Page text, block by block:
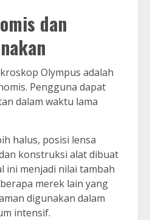
dan
Olympus adalah
Pengguna dapat
dalam waktu lama
halus, posisi lensa
konstruksi alat dibuat
ini menjadi nilai tambah
merek lain yang
digunakan dalam
intensif.